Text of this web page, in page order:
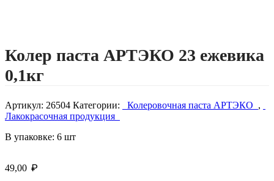
Колер паста АРТЭКО 23 ежевика
0,1кг
Артикул: 26504 Категории: Колеровочная паста АРТЭКО ,
Лакокрасочная продукция
В упаковке: 6 шт
49,00 ₽